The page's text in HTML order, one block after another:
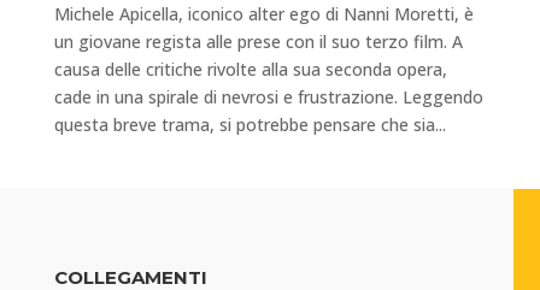
Michele Apicella, iconico alter ego di Nanni Moretti, è
un giovane regista alle prese con il suo terzo film. A
causa delle critiche rivolte alla sua seconda opera,
cade in una spirale di nevrosi e frustrazione. Leggendo
questa breve trama, si potrebbe pensare che sia...
COLLEGAMENTI